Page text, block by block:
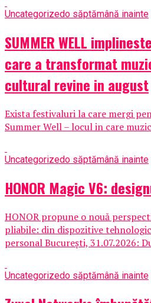
Uncategorizedo săptămână inainte
SUMMER WELL
care a transformat
cultural revine in august
Exista festivaluri la care mergi
Summer Well – locul in care
Uncategorizedo săptămână inainte
HONOR Magic V6:
HONOR propune o nouă
pliabile: din dispozitive
personal București, 31.07.2026:
Uncategorizedo săptămână inainte